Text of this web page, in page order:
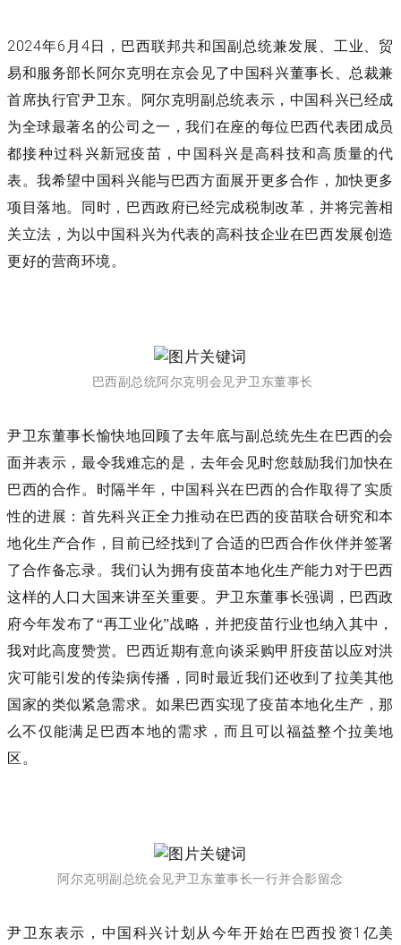
2024年6 月 4 日
，巴西联邦共和国副总统兼发展、工业、贸
易和服务部长阿尔克明在京会见了中国科兴董事长、总裁兼
首席执行官尹卫东。阿尔克明副总统表示，中国科兴已经成
为全球最著名的公司之一，我们在座的每位巴西代表团成员
都接种过科兴新冠疫苗，中国科兴是高科技和高质量的代
表。我希望中国科兴能与巴西方面展开更多合作，加快更多
项目落地。同时，巴西政府已经完成税制改革，并将完善相
关立法，为以中国科兴为代表的高科技企业在巴西发展创造
更好的营商环境。
巴西副总统阿尔克明会见尹卫东董事长
尹卫东董事长愉快地回顾了去年底与副总统先生在巴西的会
面并表示 ，最令我难忘的是，去年会见时您鼓励我们加快在
巴西的合作。 时隔半年， 中国科兴在巴西的合作取得了实质
性的进展：首先科兴正全力推动在巴西的疫苗联合研究和本
地化生产合作 ，目前已经找到了合适的巴西合作伙伴并签署
了合作备忘录。我们认为拥有疫苗本地化生产能力对于巴西
这样的人口大国来讲至关重要。尹卫东董事长强调， 巴西政
府今年发布了“再工业化”战略 ，并把疫苗行业也纳入其中，
我对此高度赞赏。
巴西近期有意向谈采购甲肝疫苗以应对洪
灾可能引发的传染病传播， 同时最近我们还收到了拉美其他
国家的类似紧急需求。如果巴西实现了疫苗本地化生产，那
么不仅能满足巴西本地的需求，而且可以 福益整个拉美地
区 。
阿尔克明副总统会见尹卫东董事长一行并合影留念
尹卫东表示， 中国科兴计划 从今年开始在巴西投资1 亿美